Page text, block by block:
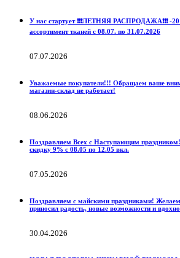
У нас стартует ❗️❗️❗️ЛЕТНЯЯ РАСПРОДАЖА❗️❗️❗️ -
ассортимент тканей с 08.07. по 31.07.2026
07.07.2026
Уважаемые покупатели!!! Обращаем ваше
магазин-склад не работает!
08.06.2026
Поздравляем Всех с Наступающим
скидку 9% с 08.05 по 12.05 вкл.
07.05.2026
Поздравляем с майскими праздниками!
приносил радость, новые возможности и
30.04.2026